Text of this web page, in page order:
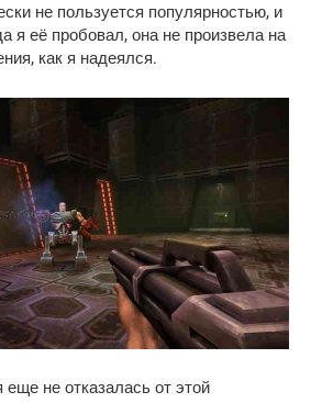
не пользуется популярностью, и
я её пробовал, она не произвела на
как я надеялся.
не отказалась от этой